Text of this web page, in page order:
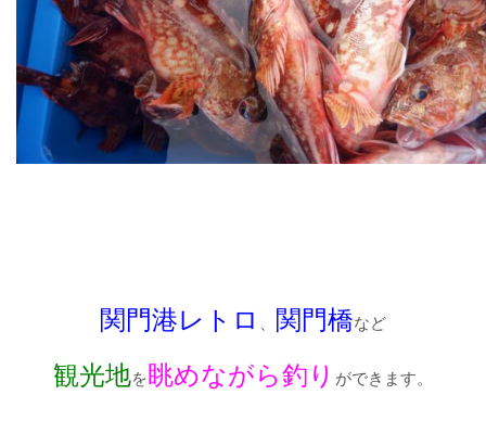
関門港レトロ 関門橋など
観光地を眺めながら釣り ができます。